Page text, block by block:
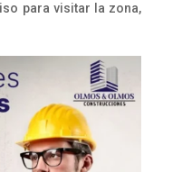
para visitar la zona,